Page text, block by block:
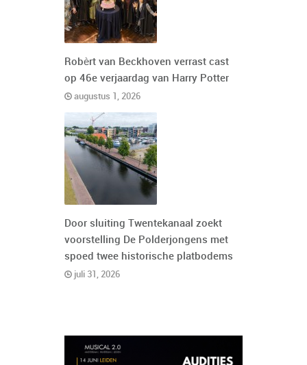
Robèrt van Beckhoven verrast cast
op 46e verjaardag van Harry Potter
augustus 1, 2026
Door sluiting Twentekanaal zoekt
voorstelling De Polderjongens met
spoed twee historische platbodems
juli 31, 2026